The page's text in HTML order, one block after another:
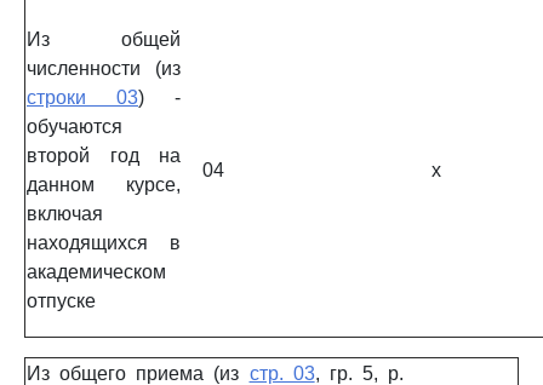
Из общей
численности (из
строки 03) -
обучаются
второй год на
данном курсе,
включая
находящихся в
академическом
отпуске
04 x
Из общего приема (из стр. 03, гр. 5, р.